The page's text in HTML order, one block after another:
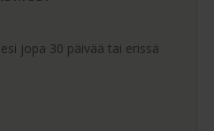
jopa 30 päivää tai erissä